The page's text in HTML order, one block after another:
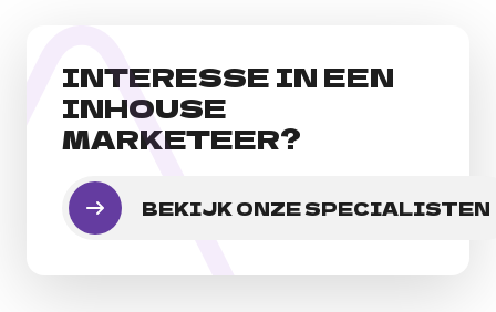
INTERESSE IN EEN
INHOUSE
MARKETEER?
BEKIJK ONZE SPECIALISTEN